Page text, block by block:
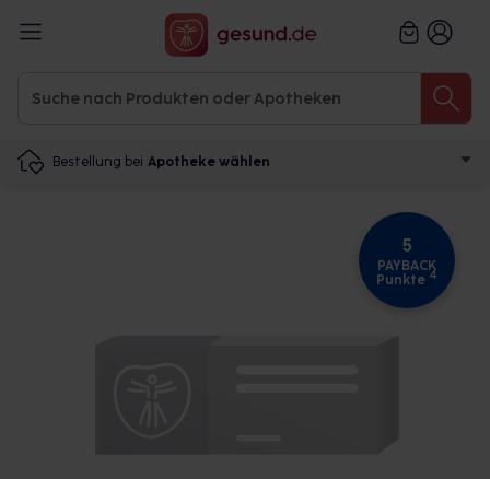
Bestellung bei Apotheke wählen
5
PAYBACK
Punkte 4